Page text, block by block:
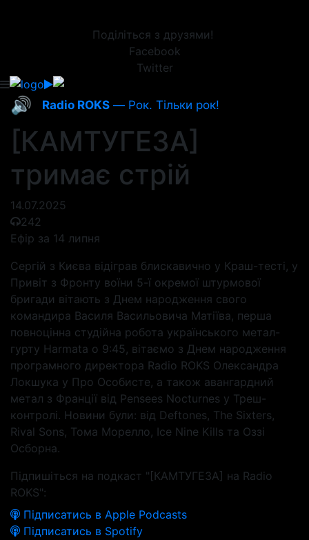
Поділіться з друзями!
Facebook
Twitter
🔊 Radio ROKS — Рок. Тільки рок!
[КАМТУГЕЗА]
тримає стрій
14.07.2025
242
Ефір за 14 липня
Сергій з Києва відіграв блискавично у Краш-тесті, у
Привіт з Фронту воїни 5-ї окремої штурмової
бригади вітають з Днем народження свого
командира Василя Васильовича Матіїва, перша
повноцінна студійна робота українського метал-
гурту Harmata о 9:45, вітаємо з Днем народження
програмного директора Radio ROKS Олександра
Локшука у Про Особисте, а також авангардний
метал з Франції від Pensees Nocturnes у Треш-
контролі. Новини були: від Deftones, The Sixters,
Rival Sons, Тома Морелло, Ice Nine Kills та Оззі
Осборна.
Підпишіться на подкаст "[КАМТУГЕЗА] на Radio
ROKS":
Підписатись в Apple Podcasts
Підписатись в Spotify